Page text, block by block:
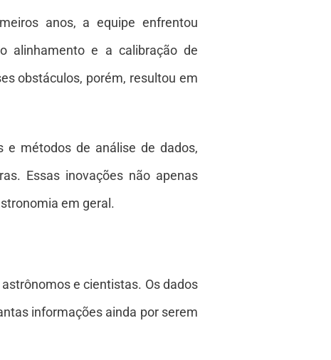
anos, a equipe enfrentou
alinhamento e a calibração de
obstáculos, porém, resultou em
e métodos de análise de dados,
Essas inovações não apenas
em geral.
e cientistas. Os dados
informações ainda por serem